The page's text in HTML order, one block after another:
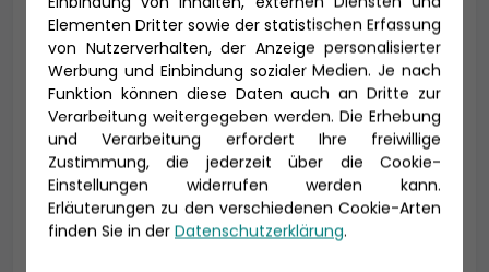
Vorname * Nachname *
E-Mail *
Elementen Dritter sowie der statistischen Erfassung
von Nutzerverhalten, der Anzeige personalisierter
Werbung und Einbindung sozialer Medien. Je nach
Funktion können diese Daten auch an Dritte zur
Verarbeitung weitergegeben werden. Die Erhebung
und Verarbeitung erfordert Ihre freiwillige
Zustimmung, die jederzeit über die Cookie-
Einstellungen widerrufen werden kann.
Erläuterungen zu den verschiedenen Cookie-Arten
finden Sie in der Datenschutzerklärung.